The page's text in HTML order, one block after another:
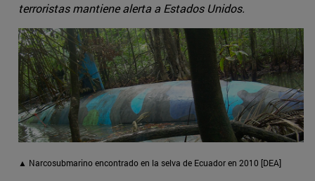
terroristas mantiene alerta a Estados Unidos.
▲ Narcosubmarino encontrado en la selva de Ecuador en 2010 [DEA]